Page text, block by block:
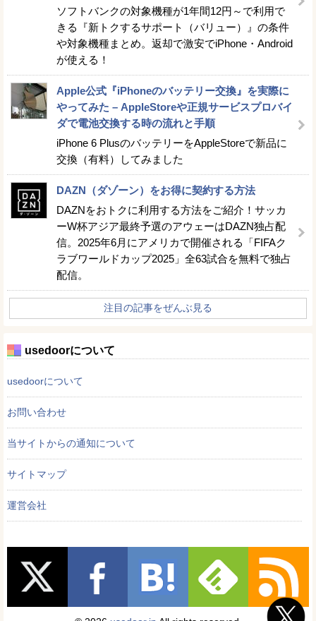
ソフトバンクの対象機種が1年間12円～で利用で
きる『新トクするサポート（バリュー）』の条件
や対象機種まとめ。返却で激安でiPhone・Android
が使える！
Apple公式『iPhoneのバッテリー交換』を実際に
やってみた – AppleStoreや正規サービスプロバイ
ダで電池交換する時の流れと手順
iPhone 6 PlusのバッテリーをAppleStoreで新品に
交換（有料）してみました
DAZN（ダゾーン）をお得に契約する方法
DAZNをおトクに利用する方法をご紹介！サッカ
ーW杯アジア最終予選のアウェーはDAZN独占配
信。2025年6月にアメリカで開催される「FIFAク
ラブワールドカップ2025」全63試合を無料で独占
配信。
注目の記事をぜんぶ見る
usedoorについて
usedoorについて
お問い合わせ
当サイトからの通知について
サイトマップ
運営会社